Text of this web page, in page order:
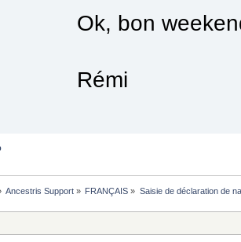
Ok, bon
Rémi
Ancestris Support » FRANÇAIS » Saisie de déclaration de